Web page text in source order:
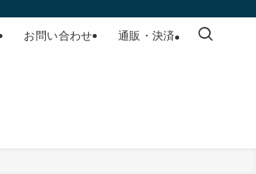
お問い合わせ 通販・決済